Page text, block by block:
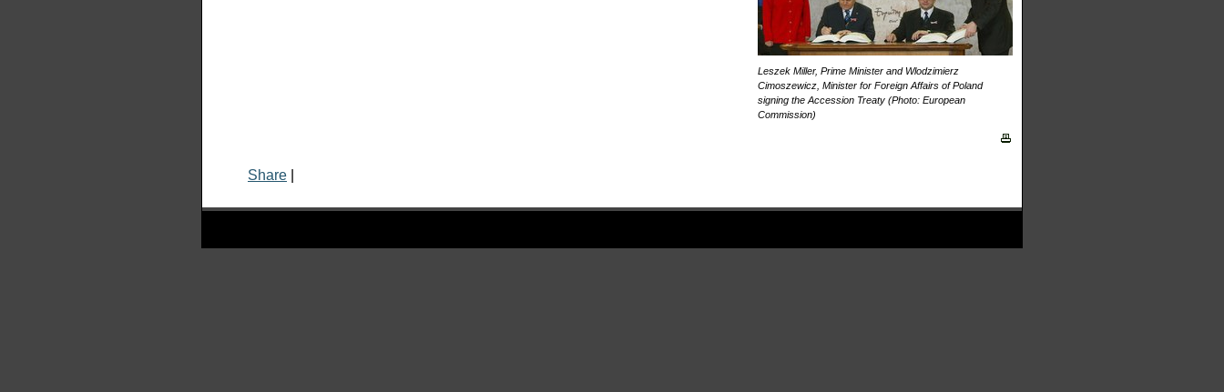
Leszek Miller, Prime Minister and Wlodzimierz
Cimoszewicz, Minister for Foreign Affairs of Poland
signing the Accession Treaty (Photo: European
Commission)
Share